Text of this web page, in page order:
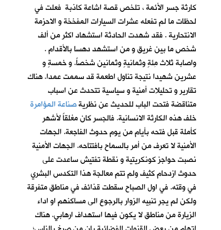
كارثة جسر الأئمة ، تلخص قصة اشاعة كاذبة فعلت في
لحظات ما لم تفعله عشرات السيارات المفخخة و الاحزمة
الانتحارية . فقد شهدت الحادثة استشهاد اكثر من ألف
شخصٍ ما بين غريق و من استشهد دهسا بالأقدام .
واصابة ثلاث مِئةٍ وثمانيةٍ وثمانين شخصاً. و خمسةٍ و
عشرين شهيدا نتيجة تناول اطعمة قد سممت عمدا. هناك
تقارير و تحليلات أمنية و سياسية تتحدث عن اسباب
متناقضة فتحت الباب للحديث عن نظريةصناعة المؤامرة
خلف هذه الكارثة الانسانية. فالجسر كان مغلقاً لأشهر
كأملة قبل فتحه بأيام من يوم حدوث الفاجعة. الجهات
الأمنية لا تعرف من أمر بالسماح بافتتاحه. الجهات الأمنية
نصبت حواجز كونكريتية و نقطة تفتيش ساعدت على
حدوث ازدحام كثيف ولم تتم معالجة هذا التكدس البشري
في وقته. في اول الصباح سقطت قذائف في مناطق متفرقة
ولكن لم يجرِ تنبيه الزوار بالرجوع الى مساكنهم او اداء
الزيارة من مناطق لا يكون فيها استهداف ارهابي. هناك